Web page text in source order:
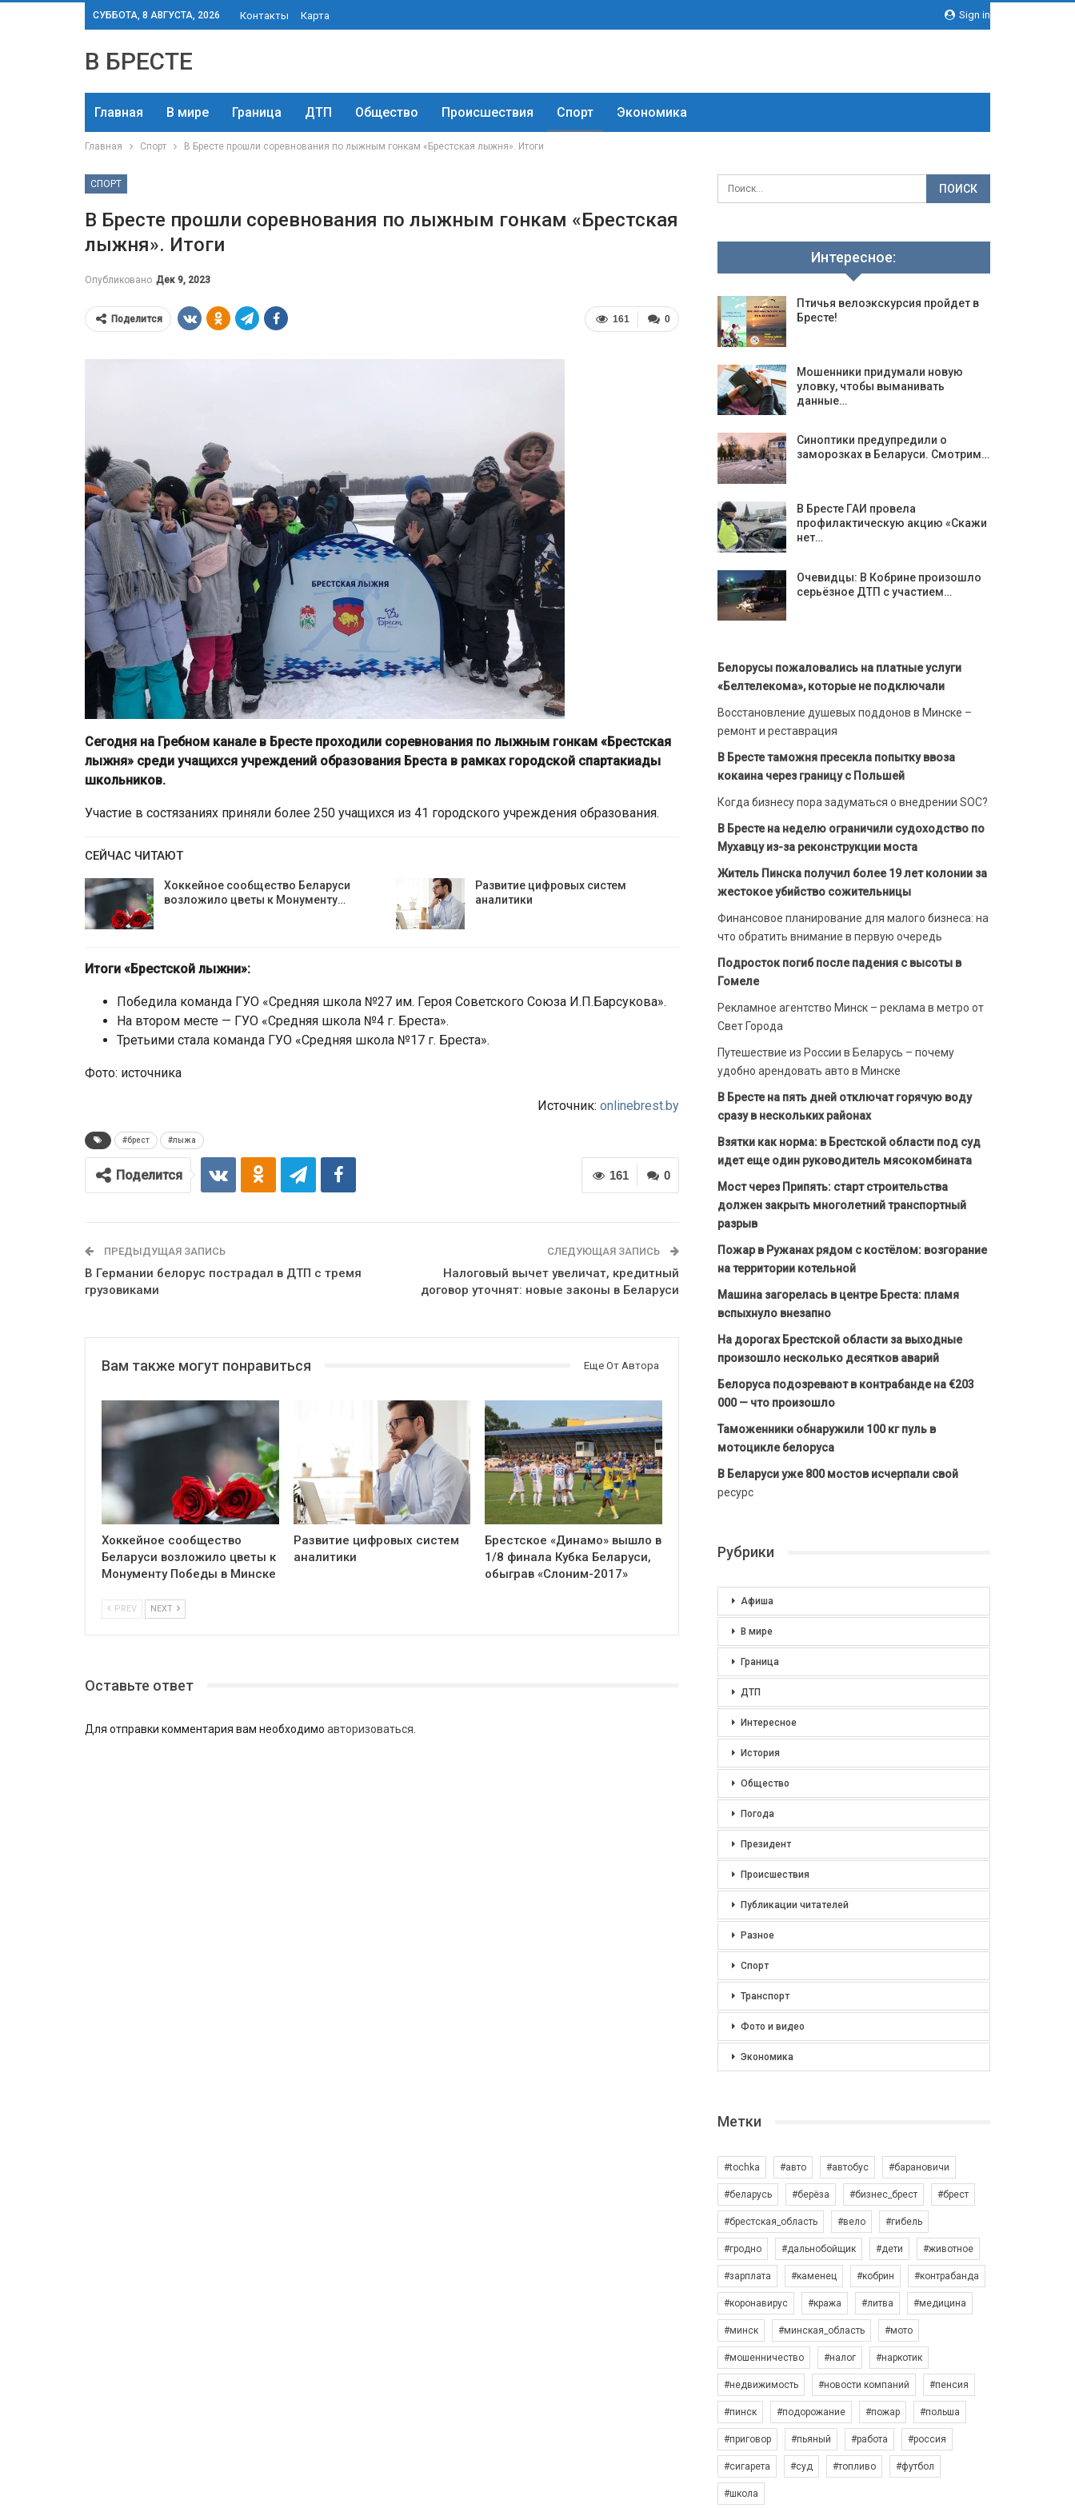
Sign in
СУББОТА, 8 АВГУСТА, 2026 Контакты Карта
В БРЕСТЕ
Главная В мире Граница ДТП Общество Происшествия Спорт Экономика
Главная Спорт В Бресте прошли соревнования по лыжным гонкам «Брестская лыжня». Итоги
СПОРТ
В Бресте прошли соревнования по лыжным гонкам «Брестская
лыжня». Итоги
Опубликовано Дек 9, 2023
0
161
Поделится
Сегодня на Гребном канале в Бресте проходили соревнования по лыжным гонкам «Брестская
лыжня» среди учащихся учреждений образования Бреста в рамках городской спартакиады
школьников.
Участие в состязаниях приняли более 250 учащихся из 41 городского учреждения образования.
СЕЙЧАС ЧИТАЮТ
Хоккейное сообщество Беларуси
возложило цветы к Монументу…
Развитие цифровых систем
аналитики
Итоги «Брестской лыжни»:
Победила команда ГУО «Средняя школа №27 им. Героя Советского Союза И.П.Барсукова».
На втором месте — ГУО «Средняя школа №4 г. Бреста».
Третьими стала команда ГУО «Средняя школа №17 г. Бреста».
Фото: источника
Источник: onlinebrest.by
#брест #лыжа
0
161
Поделится
ПРЕДЫДУЩАЯ ЗАПИСЬ
В Германии белорус пострадал в ДТП с тремя
грузовиками
СЛЕДУЮЩАЯ ЗАПИСЬ
Налоговый вычет увеличат, кредитный
договор уточнят: новые законы в Беларуси
Вам также могут понравиться Еще От Автора
Хоккейное сообщество
Беларуси возложило цветы к
Монументу Победы в Минске
Развитие цифровых систем
аналитики
Брестское «Динамо» вышло в
1/8 финала Кубка Беларуси,
обыграв «Слоним-2017»
PREV NEXT
Оставьте ответ
Для отправки комментария вам необходимо авторизоваться
Интересное:
Птичья велоэкскурсия пройдет в
Бресте!
Мошенники придумали новую
уловку, чтобы выманивать
данные…
Синоптики предупредили о
заморозках в Беларуси. Смотрим…
В Бресте ГАИ провела
профилактическую акцию «Скажи
нет…
Очевидцы: В Кобрине произошло
серьёзное ДТП с участием…
Белорусы пожаловались на платные услуги
«Белтелекома», которые не подключали
Восстановление душевых поддонов в Минске –
ремонт и реставрация
В Бресте таможня пресекла попытку ввоза
кокаина через границу с Польшей
Когда бизнесу пора задуматься о внедрении SOC?
В Бресте на неделю ограничили судоходство по
Мухавцу из-за реконструкции моста
Житель Пинска получил более 19 лет колонии за
жестокое убийство сожительницы
Финансовое планирование для малого бизнеса: на
что обратить внимание в первую очередь
Подросток погиб после падения с высоты в
Гомеле
Рекламное агентство Минск – реклама в метро от
Свет Города
Путешествие из России в Беларусь – почему
удобно арендовать авто в Минске
В Бресте на пять дней отключат горячую воду
сразу в нескольких районах
Взятки как норма: в Брестской области под суд
идет еще один руководитель мясокомбината
Мост через Припять: старт строительства
должен закрыть многолетний транспортный
разрыв
Пожар в Ружанах рядом с костёлом: возгорание
на территории котельной
Машина загорелась в центре Бреста: пламя
вспыхнуло внезапно
На дорогах Брестской области за выходные
произошло несколько десятков аварий
Белоруса подозревают в контрабанде на €203
000 — что произошло
Таможенники обнаружили 100 кг пуль в
мотоцикле белоруса
В Беларуси уже 800 мостов исчерпали свой
ресурс
Рубрики
Афиша
В мире
Граница
ДТП
Интересное
История
Общество
Погода
Президент
Происшествия
Публикации читателей
Разное
Спорт
Транспорт
Фото и видео
Экономика
Метки
#tochka #авто #автобус #барановичи
#беларусь #берёза #бизнес_брест #брест
#брестская_область #вело #гибель
#гродно #дальнобойщик #дети #животное
#зарплата #каменец #кобрин #контрабанда
#коронавирус #кража #литва #медицина
#минск #минская_область #мото
#мошенничество #налог #наркотик
#недвижимость #новости компаний #пенсия
#пинск #подорожание #пожар #польша
#приговор #пьяный #работа #россия
#сигарета #суд #топливо #футбол
#школа